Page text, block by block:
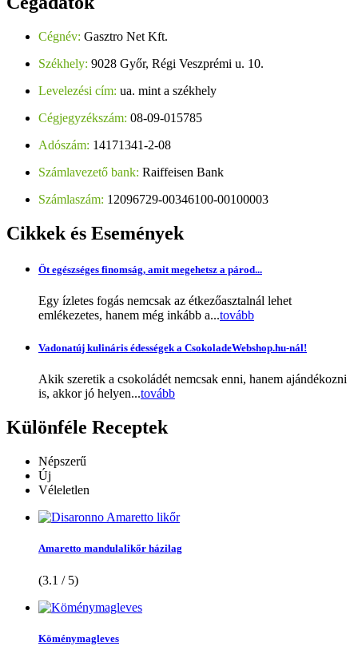
Cégnév: Gasztro Net Kft.
Székhely: 9028 Győr, Régi Veszprémi u. 10.
Levelezési cím: ua. mint a székhely
Cégjegyzékszám: 08-09-015785
Adószám: 14171341-2-08
Számlavezető bank: Raiffeisen Bank
Számlaszám: 12096729-00346100-00100003
Cikkek és Események
Öt egészséges finomság, amit megehetsz a párod...
Egy ízletes fogás nemcsak az étkezőasztalnál lehet
emlékezetes, hanem még inkább a...tovább
Vadonatúj kulináris édességek a CsokoladeWebshop.hu-nál!
Akik szeretik a csokoládét nemcsak enni, hanem ajándékozni
is, akkor jó helyen...tovább
Különféle Receptek
Népszerű
Új
Véleletlen
Amaretto mandulalikőr házilag
(3.1 / 5)
Köménymagleves